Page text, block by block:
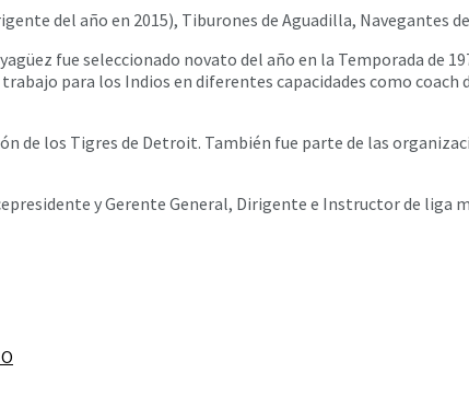
del año en 2015), Tiburones de Aguadilla, Navegantes
fue seleccionado novato del año en la Temporada de
para los Indios en diferentes capacidades como
los Tigres de Detroit. También fue parte de las
y Gerente General, Dirigente e Instructor de liga